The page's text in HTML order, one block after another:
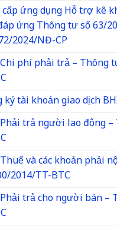
ứng dụng Hỗ trợ kê
ứng Thông tư số 63/
2024/NĐ-CP
phí phải trả – Thông
tài khoản giao dịch
trả người lao động
và các khoản phải
2014/TT-BTC
trả cho người bán –